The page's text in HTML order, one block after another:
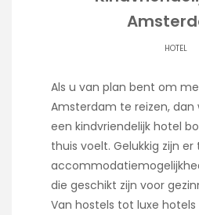
HOTEL
Als u van plan bent om
Amsterdam te reizen, dan
een kindvriendelijk hotel
thuis voelt. Gelukkig zijn er
die geschikt zijn voor
Van hostels tot luxe